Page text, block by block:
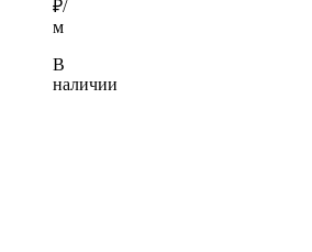
₽/
м
В
наличии